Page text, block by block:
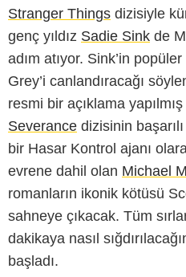
Stranger Things dizisiyle
genç yıldız Sadie Sink de
adım atıyor. Sink’in
Grey’i canlandıracağı
resmi bir açıklama
Severance dizisinin
bir Hasar Kontrol ajanı
evrene dahil olan Michael
romanların ikonik kötüsü
sahneye çıkacak. Tüm
dakikaya nasıl
başladı.